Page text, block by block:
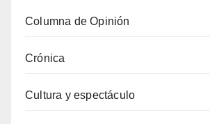
Columna de Opinión
Crónica
Cultura y espectáculo